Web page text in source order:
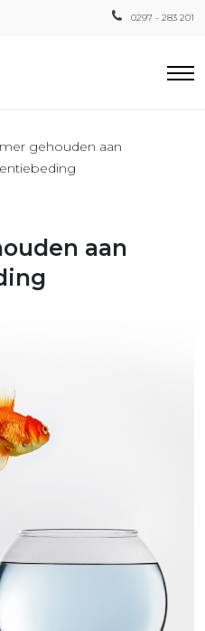
0297 - 283 201
gehouden aan
aan